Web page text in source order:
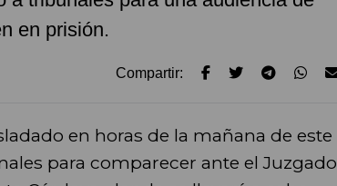
en prisión.
Compartir:
en horas de la mañana de este
para comparecer ante el Juzgado